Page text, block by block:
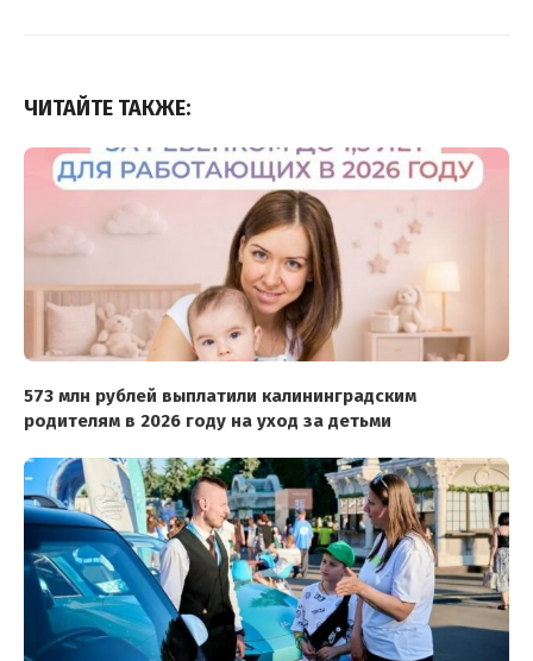
ЧИТАЙТЕ ТАКЖЕ:
573 млн рублей выплатили калининградским
родителям в 2026 году на уход за детьми